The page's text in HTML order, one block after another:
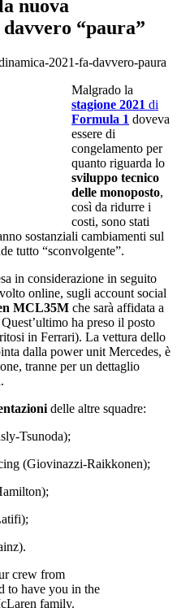
nuova
“paura”
Malgrado la
stagione 2021 di
Formula 1 doveva
essere di
congelamento per
quanto riguarda lo
sviluppo tecnico
delle monoposto,
così da ridurre i
costi, sono stati
sostanziali cambiamenti sul
tutto “sconvolgente”.
in considerazione in seguito
online, sugli account social
MCL35M che sarà affidata a
Quest’ultimo ha preso il posto
in Ferrari). La vettura dello
dalla power unit Mercedes, è
tranne per un dettaglio
delle altre squadre:
Tsunoda);
(Giovinazzi-Raikkonen);
crew from
to have you in the
family.